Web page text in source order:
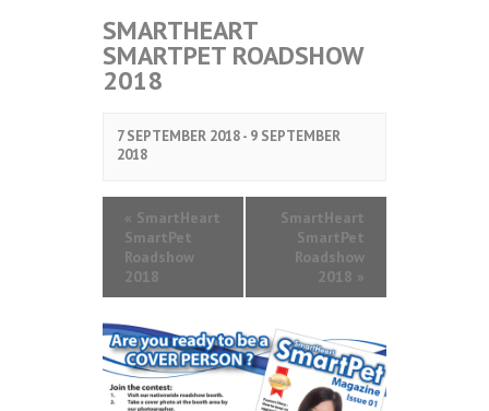
SMARTHEART
SMARTPET ROADSHOW
2018
7 SEPTEMBER 2018 - 9 SEPTEMBER
2018
« SmartHeart
SmartPet
Roadshow
2018
SmartHeart
SmartPet
Roadshow
2018 »